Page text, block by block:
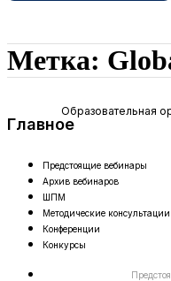
Метка:
Образовательная
Главное
Предстоящие вебинары
Архив вебинаров
ШПМ
Методические консультации
Конференции
Конкурсы